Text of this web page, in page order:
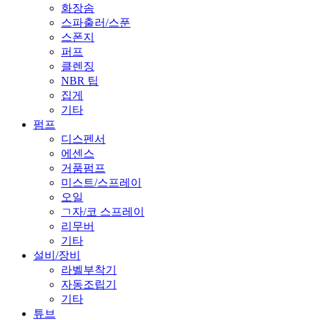
화장솜
스파출러/스푼
스폰지
퍼프
클렌징
NBR 팁
집게
기타
펌프
디스펜서
에센스
거품펌프
미스트/스프레이
오일
ㄱ자/코 스프레이
리무버
기타
설비/장비
라벨부착기
자동조립기
기타
튜브